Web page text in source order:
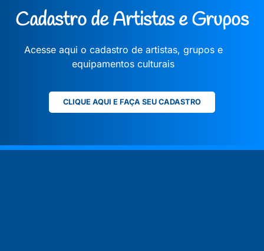
Cadastro de Artistas e Grupos
Acesse aqui o cadastro de artistas, grupos e
equipamentos culturais
CLIQUE AQUI E FAÇA SEU CADASTRO